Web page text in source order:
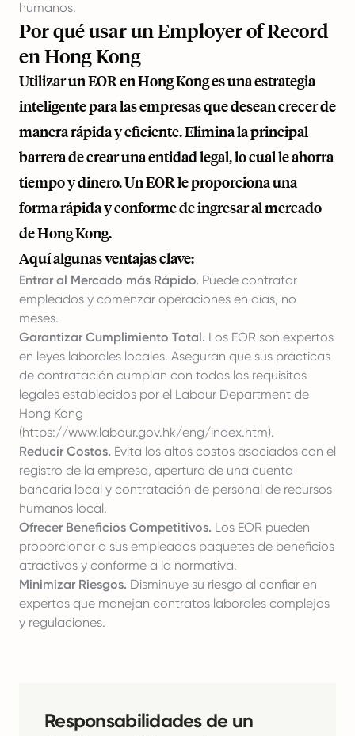
humanos.
Por qué usar un Employer of Record
en Hong Kong
Utilizar un EOR en Hong Kong es una estrategia
inteligente para las empresas que desean crecer de
manera rápida y eficiente. Elimina la principal
barrera de crear una entidad legal, lo cual le ahorra
tiempo y dinero. Un EOR le proporciona una
forma rápida y conforme de ingresar al mercado
de Hong Kong.
Aquí algunas ventajas clave:
Entrar al Mercado más Rápido. Puede contratar
empleados y comenzar operaciones en días, no
meses.
Garantizar Cumplimiento Total. Los EOR son expertos
en leyes laborales locales. Aseguran que sus prácticas
de contratación cumplan con todos los requisitos
legales establecidos por el Labour Department de
Hong Kong
(https://www.labour.gov.hk/eng/index.htm).
Reducir Costos. Evita los altos costos asociados con el
registro de la empresa, apertura de una cuenta
bancaria local y contratación de personal de recursos
humanos local.
Ofrecer Beneficios Competitivos. Los EOR pueden
proporcionar a sus empleados paquetes de beneficios
atractivos y conforme a la normativa.
Minimizar Riesgos. Disminuye su riesgo al confiar en
expertos que manejan contratos laborales complejos
y regulaciones.
Responsabilidades de un